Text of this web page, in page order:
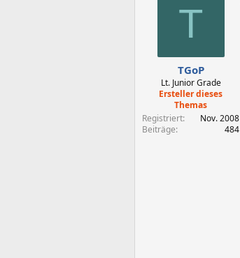
T
TGoP
Lt. Junior Grade
Ersteller dieses
Themas
Registriert
Nov. 2008
Beiträge
484